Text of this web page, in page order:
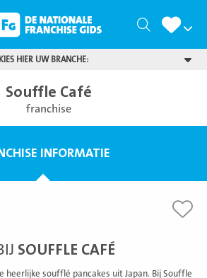
Zoeken
KIES HIER UW BRANCHE:
Souffle Café
franchise
INFORMATIE
SOUFFLE CAFÉ
heerlijke soufflé pancakes uit Japan. Bij Souffle